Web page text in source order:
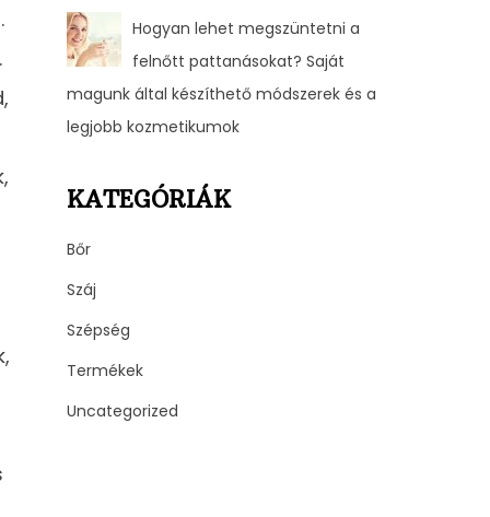
Hogyan lehet megszüntetni a
felnőtt pattanásokat? Saját
magunk által készíthető módszerek és a
legjobb kozmetikumok
KATEGÓRIÁK
Bőr
Száj
Szépség
Termékek
Uncategorized